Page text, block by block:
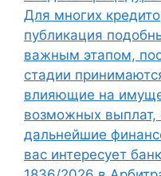
Для многих
публикация
важным этапом,
стадии
влияющие на
возможных выплат,
дальнейшие
вас интересует